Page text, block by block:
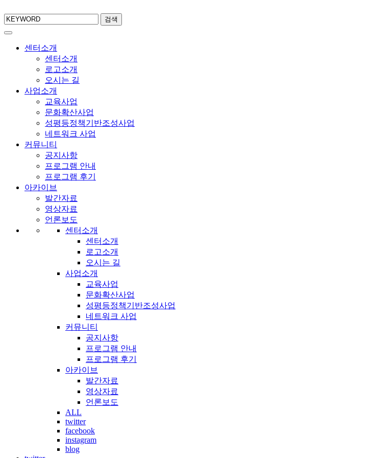
검색
센터소개
센터소개
로고소개
오시는 길
사업소개
교육사업
문화확산사업
성평등정책기반조성사업
네트워크 사업
커뮤니티
공지사항
프로그램 안내
프로그램 후기
아카이브
발간자료
영상자료
언론보도
센터소개
센터소개
로고소개
오시는 길
사업소개
교육사업
문화확산사업
성평등정책기반조성사업
네트워크 사업
커뮤니티
공지사항
프로그램 안내
프로그램 후기
아카이브
발간자료
영상자료
언론보도
ALL
twitter
facebook
instagram
blog